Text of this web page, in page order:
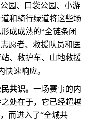
园、口袋公园、小游
和骑行绿道将这些场
成成熟的“全链条闭
愿者、救援队员和医
、救护车、山地救援
快速响应。
共识。 一场赛事的内
处在于，它已经超越
而进入了“全城共